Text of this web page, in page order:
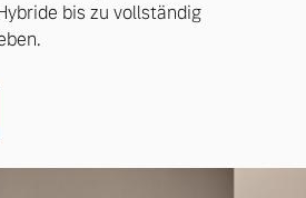
bis zu vollständig